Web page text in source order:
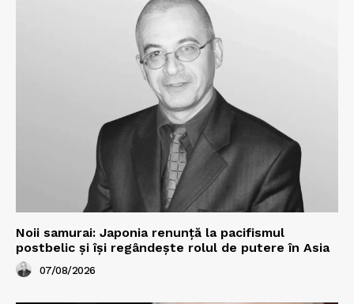
Noii samurai: Japonia renunță la pacifismul
postbelic și își regândește rolul de putere în Asia
07/08/2026